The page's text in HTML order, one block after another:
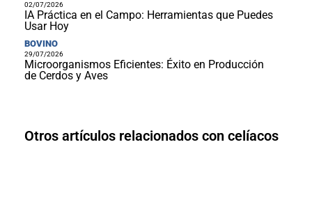
02/07/2026
IA Práctica en el Campo: Herramientas que Puedes
Usar Hoy
BOVINO
29/07/2026
Microorganismos Eficientes: Éxito en Producción
de Cerdos y Aves
Otros artículos relacionados con celíacos